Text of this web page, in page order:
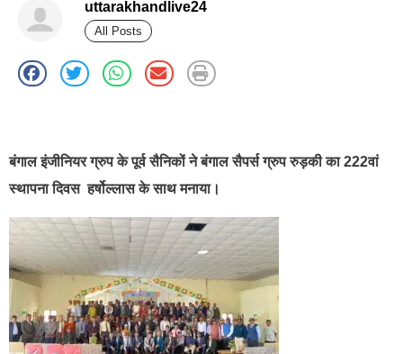
uttarakhandlive24
All Posts
बंगाल इंजीनियर ग्रुप के पूर्व सैनिकों ने बंगाल सैपर्स ग्रुप रुड़की का 222वां
स्थापना दिवस हर्षोल्लास के साथ मनाया।